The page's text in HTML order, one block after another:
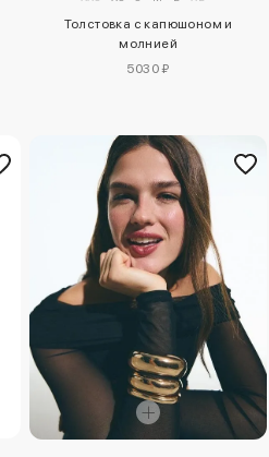
Толстовка с капюшоном и
молнией
5030 ₽